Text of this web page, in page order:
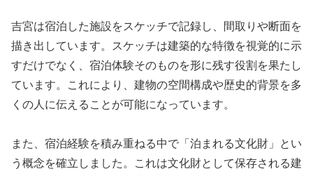
吉宮は宿泊した施設をスケッチで記録し、間取りや断面を
描き出しています。スケッチは建築的な特徴を視覚的に示
すだけでなく、宿泊体験そのものを形に残す役割を果たし
ています。これにより、建物の空間構成や歴史的背景を多
くの人に伝えることが可能になっています。
また、宿泊経験を積み重ねる中で「泊まれる文化財」とい
う概念を確立しました。これは文化財として保存される建